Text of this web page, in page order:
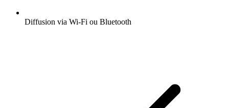
Diffusion via Wi-Fi ou Bluetooth